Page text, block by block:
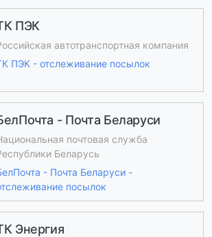
ПЭК
автотранспортная компания
ПЭК - отслеживание посылок
- Почта Беларуси
почтовая служба
Беларусь
- Почта Беларуси -
посылок
Энергия